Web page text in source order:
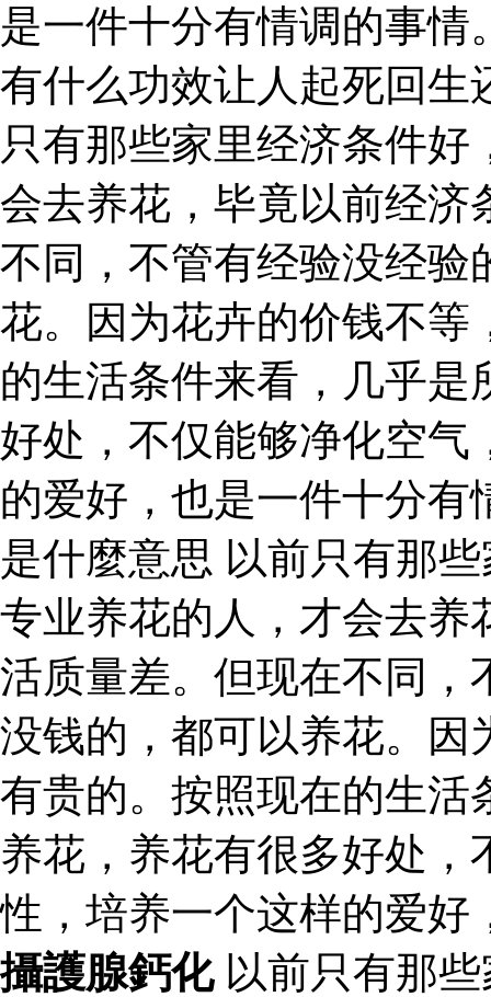
是一件十分有情调的事情
有什么功效让人起死回
只有那些家里经济条件
会去养花，毕竟以前经济
不同，不管有经验没经验
花。因为花卉的价钱不等
的生活条件来看，几乎
好处，不仅能够净化空气
的爱好，也是一件十分
是什麼意思 以前只有那
专业养花的人，才会去养
活质量差。但现在不同，
没钱的，都可以养花。因
有贵的。按照现在的生活
养花，养花有很多好处
性，培养一个这样的爱好
攝護腺鈣化以前只有那些